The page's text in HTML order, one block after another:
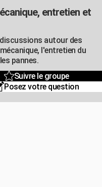
entretien et
autour des
l'entretien du
pannes.
Suivre le groupe
Posez votre question